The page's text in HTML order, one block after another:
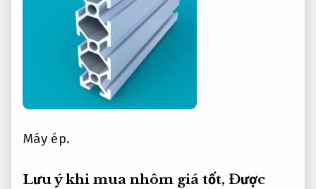
Máy ép.
Lưu ý khi mua nhôm giá tốt, Được